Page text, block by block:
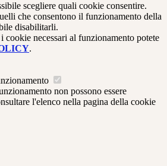
scegliere quali cookie consentire.
che consentono il funzionamento della
disabilitarli.
cookie necessari al funzionamento potete
.
non possono essere
l'elenco nella pagina della cookie